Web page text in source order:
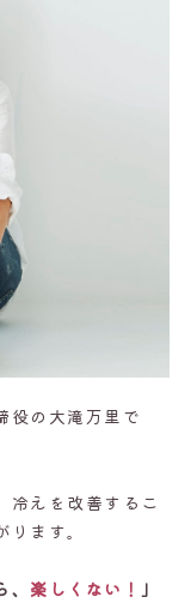
役の大滝万里で
冷えを改善するこ
ます。
楽しくない！ 」